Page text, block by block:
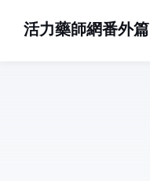
活力藥師網番外篇